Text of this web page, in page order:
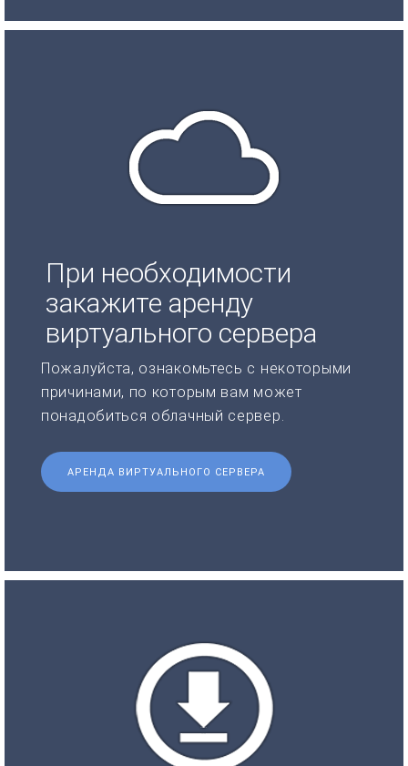
При необходимости
закажите аренду
виртуального сервера
Пожалуйста, ознакомьтесь с некоторыми
причинами, по которым вам может
понадобиться облачный сервер.
АРЕНДА ВИРТУАЛЬНОГО СЕРВЕРА